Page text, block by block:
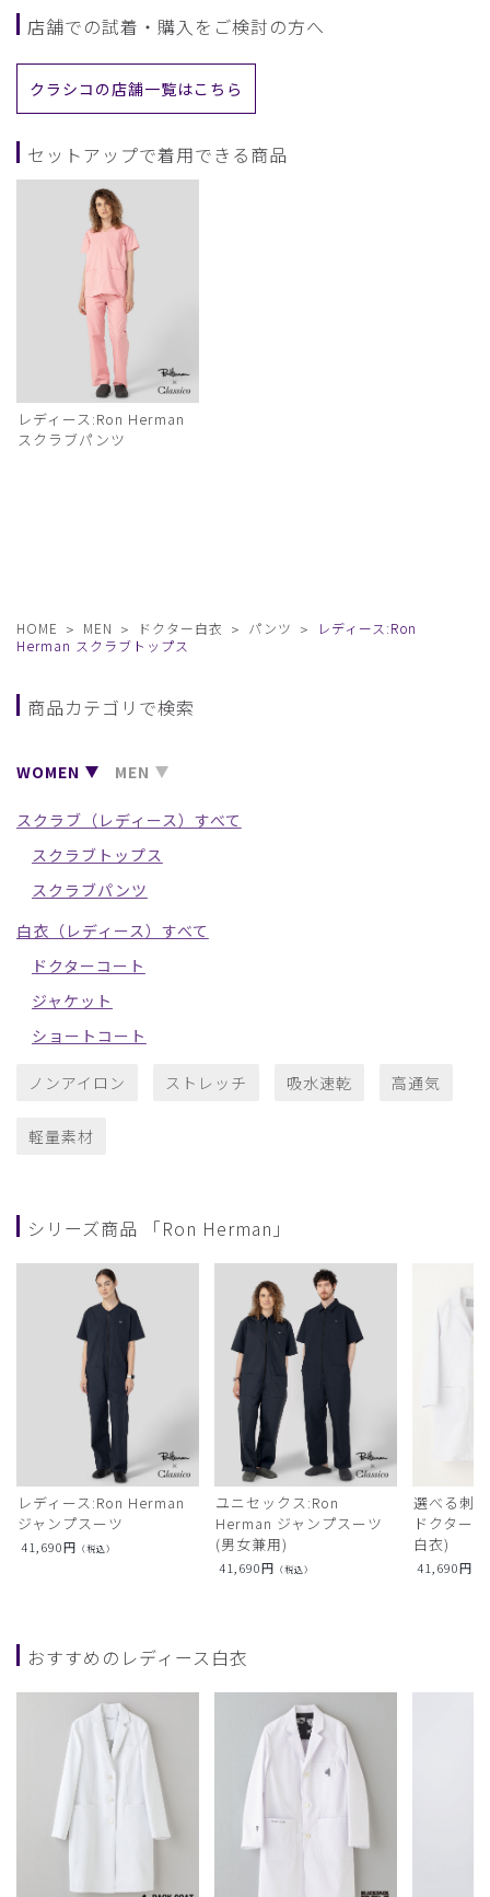
店舗での試着・購入をご検討の方へ
クラシコの店舗一覧はこちら
セットアップで着用できる商品
レディース:Ron Herman
スクラブパンツ
HOME MEN ドクター白衣 パンツ
レディース:Ron
Herman スクラブトップス
商品カテゴリで検索
WOMEN MEN
スクラブ（レディース）すべて
スクラブトップス
スクラブパンツ
白衣（レディース）すべて
ドクターコート
ジャケット
ショートコート
ノンアイロン ストレッチ 吸水速乾 高通気
軽量素材
シリーズ商品 「Ron Herman」
レディース:Ron Herman
ジャンプスーツ
41,690円 （税込）
ユニセックス:Ron
Herman ジャンプスーツ
(男女兼用)
41,690円 （税込）
選べる刺
ドクター
白衣)
41,690円
おすすめのレディース白衣